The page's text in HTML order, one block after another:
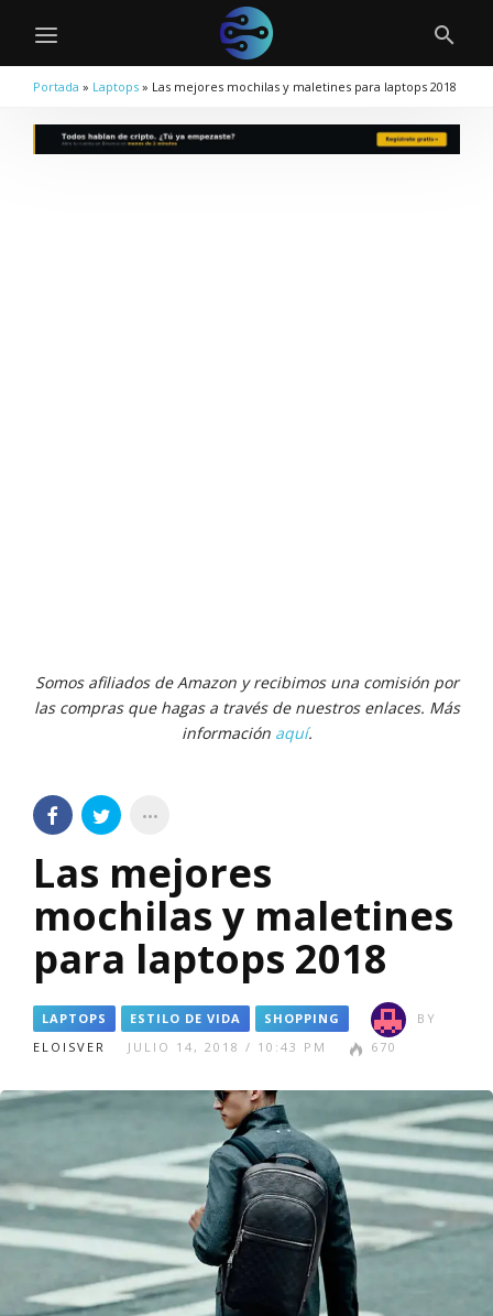
Portada » Laptops » Las mejores mochilas y maletines para laptops 2018
Somos afiliados de Amazon y recibimos una comisión por
las compras que hagas a través de nuestros enlaces. Más
información aquí.
Las mejores
mochilas y maletines
para laptops 2018
LAPTOPS ESTILO DE VIDA SHOPPING
BY
ELOISVER
JULIO 14, 2018 / 10:43 PM 670